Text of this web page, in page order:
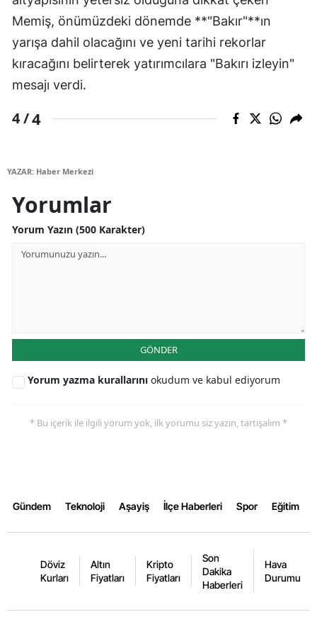
Memiş, önümüzdeki dönemde **"Bakır"**ın
yarışa dahil olacağını ve yeni tarihi rekorlar
kıracağını belirterek yatırımcılara "Bakırı izleyin"
mesajı verdi.
4 /4
YAZAR: Haber Merkezi
Yorumlar
Yorum Yazın (500 Karakter)
GÖNDER
Yorum yazma kurallarını okudum ve kabul ediyorum
* Bu içerik ile ilgili yorum yok, ilk yorumu siz yazın, tartışalım *
Gündem Teknoloji Aşayiş İlçe Haberleri Spor Eğitim
Döviz
Kurları
Altın
Fiyatları
Kripto
Fiyatları
Son
Dakika
Haberleri
Hava
Durumu